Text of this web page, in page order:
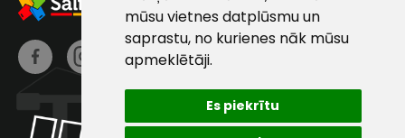
mūsu vietnes datplūsmu un
saprastu, no kurienes nāk mūsu
apmeklētāji.
Es piekrītu
8:00 – 17:00
(+371) 63 881
info@hards.lv